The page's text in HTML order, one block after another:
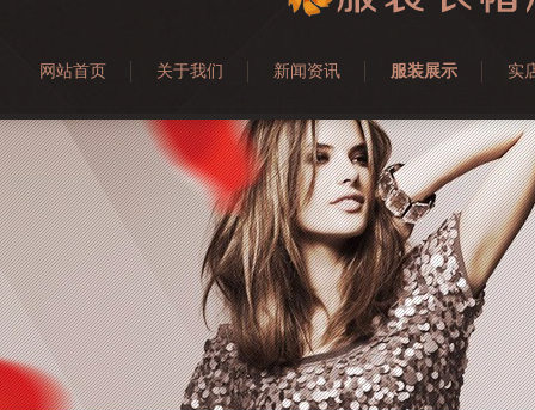
网站首页 关于我们 新闻资讯 服装展示 实